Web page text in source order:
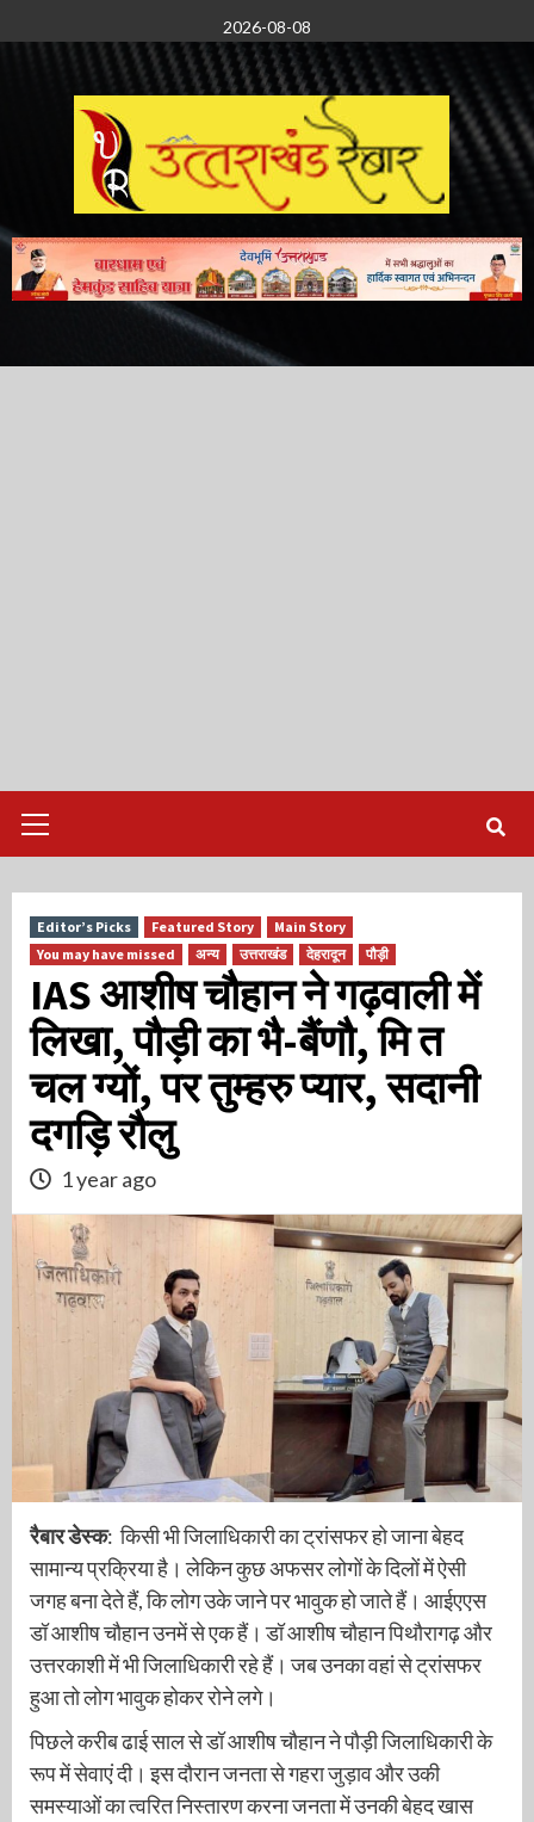
to
2026-08-08
Menu
Editor’s Picks Featured Story
Main Story
You may have missed
अन्य उत्तराखंड देहरादून पौड़ी
IAS आशीष चौहान ने गढ़वाली में
लिखा, पौड़ी का भै-बैंणौ, मि त
चल ग्यों, पर तुम्हरु प्यार, सदानी
दगड़ि रौलु
1 year ago
रैबार डेस्क: किसी भी जिलाधिकारी का ट्रांसफर हो जाना बेहद
सामान्य प्रक्रिया है। लेकिन कुछ अफसर लोगों के दिलों में ऐसी
जगह बना देते हैं, कि लोग उके जाने पर भावुक हो जाते हैं। आईएएस
डॉ आशीष चौहान उनमें से एक हैं। डॉ आशीष चौहान पिथौरागढ़ और
उत्तरकाशी में भी जिलाधिकारी रहे हैं। जब उनका वहां से ट्रांसफर
हुआ तो लोग भावुक होकर रोने लगे।
पिछले करीब ढाई साल से डॉ आशीष चौहान ने पौड़ी जिलाधिकारी के
रूप में सेवाएं दी। इस दौरान जनता से गहरा जुड़ाव और उकी
समस्याओं का त्वरित निस्तारण करना जनता में उनकी बेहद खास